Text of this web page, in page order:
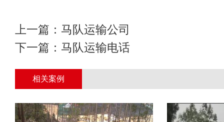
上一篇： 马队运输公司
下一篇： 马队运输电话
相关案例